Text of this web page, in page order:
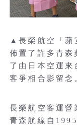
▲長榮航空「蘋
佈置了許多青森
了由日本空運來
客爭相合影留
長榮航空客運營
青森航線自